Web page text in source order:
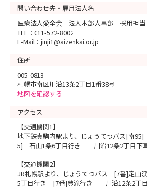
問い合わせ先・雇用法人名
医療法人愛全会 法人本部人事部 採用担当
TEL：011-572-8002
E-Mail：jinji1@aizenkai.or.jp
住所
005-0813
札幌市南区川沿13条2丁目1番38号
地図を確認する
アクセス
【交通機関1】
地下鉄真駒内駅より、じょうてつバス[南
5] 石山1条6丁目行き 川沿12条2丁目下
【交通機関2】
JR札幌駅より、じょうてつバス [7番]定山
5丁目行き [7番]豊滝行き 川沿12条2丁